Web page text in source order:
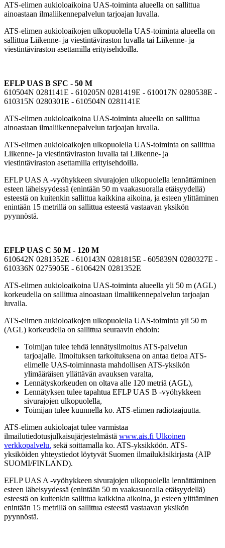
ATS-elimen aukioloaikoina UAS-toiminta alueella on sallittua
ainoastaan ilmaliikennepalvelun tarjoajan luvalla.
ATS-elimen aukioloaikojen ulkopuolella UAS-toiminta alueella on
sallittua Liikenne- ja viestintäviraston luvalla tai Liikenne- ja
viestintäviraston asettamilla erityisehdoilla.
EFLP UAS B SFC - 50 M
610504N 0281141E - 610205N 0281419E - 610017N 0280538E -
610315N 0280301E - 610504N 0281141E
ATS-elimen aukioloaikoina UAS-toiminta alueella on sallittua
ainoastaan ilmaliikennepalvelun tarjoajan luvalla.
ATS-elimen aukioloaikojen ulkopuolella UAS-toiminta on sallittua
Liikenne- ja viestintäviraston luvalla tai Liikenne- ja
viestintäviraston asettamilla erityisehdoilla.
EFLP UAS A -vyöhykkeen sivurajojen ulkopuolella lennättäminen
esteen läheisyydessä (enintään 50 m vaakasuoralla etäisyydellä)
esteestä on kuitenkin sallittua kaikkina aikoina, ja esteen ylittäminen
enintään 15 metrillä on sallittua esteestä vastaavan yksikön
pyynnöstä.
EFLP UAS C 50 M - 120 M
610642N 0281352E - 610143N 0281815E - 605839N 0280327E -
610336N 0275905E - 610642N 0281352E
ATS-elimen aukioloaikoina UAS-toiminta alueella yli 50 m (AGL)
korkeudella on sallittua ainoastaan ilmaliikennepalvelun tarjoajan
luvalla.
ATS-elimen aukioloaikojen ulkopuolella UAS-toiminta yli 50 m
(AGL) korkeudella on sallittua seuraavin ehdoin:
Toimijan tulee tehdä lennätysilmoitus ATS-palvelun
tarjoajalle. Ilmoituksen tarkoituksena on antaa tietoa ATS-
elimelle UAS-toiminnasta mahdollisen ATS-yksikön
ylimääräisen yllättävän avauksen varalta,
Lennätyskorkeuden on oltava alle 120 metriä (AGL),
Lennätyksen tulee tapahtua EFLP UAS B -vyöhykkeen
sivurajojen ulkopuolella,
Toimijan tulee kuunnella ko. ATS-elimen radiotaajuutta.
ATS-elimen aukioloajat tulee varmistaa
ilmailutiedotusjulkaisujärjestelmästä www.ais.fi Ulkoinen
verkkopalvelu. sekä soittamalla ko. ATS-yksikköön. ATS-
yksiköiden yhteystiedot löytyvät Suomen ilmailukäsikirjasta (AIP
SUOMI/FINLAND).
EFLP UAS A -vyöhykkeen sivurajojen ulkopuolella lennättäminen
esteen läheisyydessä (enintään 50 m vaakasuoralla etäisyydellä)
esteestä on kuitenkin sallittua kaikkina aikoina, ja esteen ylittäminen
enintään 15 metrillä on sallittua esteestä vastaavan yksikön
pyynnöstä.